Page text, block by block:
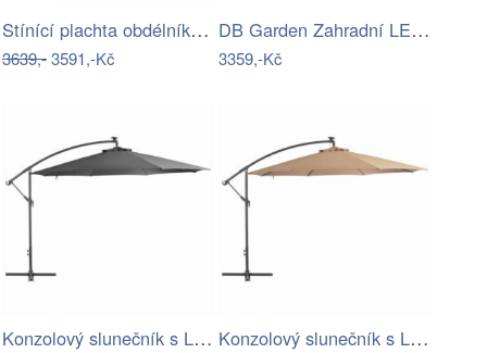
Stínící plachta obdélníková HDPE 6 x 8…
3639,-3591,-Kč
DB Garden Zahradní LED slunečník MALI…
3359,-Kč
Konzolový slunečník s LED světly Ø 350… Konzolový slunečník s LED světly Ø 350…